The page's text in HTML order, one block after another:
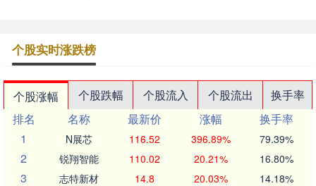
个股实时涨跌榜
个股涨幅 个股跌幅 个股流入 个股流出
换手率
排名
名称 最新价 涨幅
换手率
1
N展芯 116.52 396.89% 79.39%
2 锐翔智能 110.02 20.21% 16.80%
3 志特新材 14.8 20.03% 14.18%